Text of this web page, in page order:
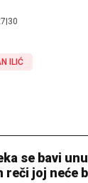
|30
ILIĆ
se bavi
reči joj neće